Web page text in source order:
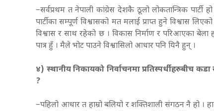
–सर्वप्रथम त नेपाली कांग्रेस देशकै ठूलो लोकतान्त्रिक पार्टी
पार्टीका सम्पूर्ण विश्वासको मत मलाई प्राप्त हुने विश्वास
विश्वास र साथ रहेको छ । विकास निर्माण र परिआएका
पात्र हुँ । मैले भोट पाउने विश्वासिलो आधार पनि यिनै हुन् ।
४) स्थानीय निकायको निर्वाचनमा प्रतिस्पर्धीहरुबीच
?
–पहिलो आधार त हाम्रो बलियो र शक्तिशाली संगठन नै हो ।